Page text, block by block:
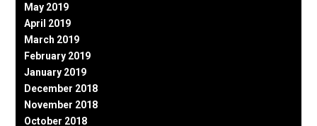
May 2019
April 2019
March 2019
February 2019
January 2019
December 2018
November 2018
October 2018